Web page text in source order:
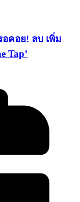
อคอย! ลบ เพิ่ม
Tap’